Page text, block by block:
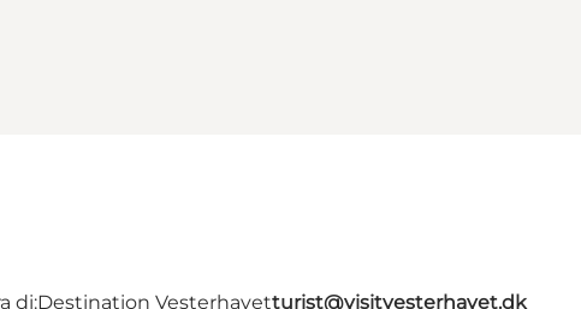
di:Destination Vesterhavetturist@visitvesterhavet.dk